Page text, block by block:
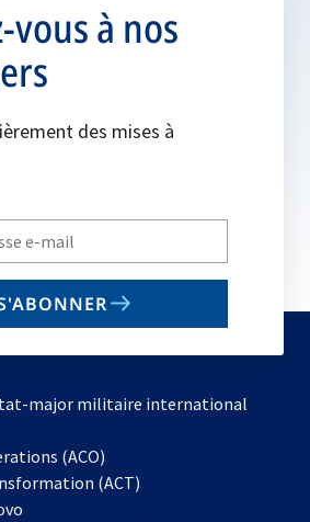
à nos
des mises à
major militaire international
(ACO)
dans
(ACT)